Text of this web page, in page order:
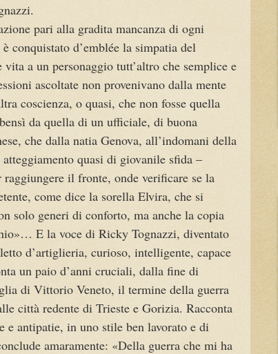
pari alla gradita mancanza di ogni
conquistato d’emblée la simpatia del
a un personaggio tutt’altro che semplice e
ascoltate non provenivano dalla mente
coscienza, o quasi, che non fosse quella
da quella di un ufficiale, di buona
che dalla natia Genova, all’indomani della
quasi di giovanile sfida –
raggiungere il fronte, onde verificare se la
come dice la sorella Elvira, che si
solo generi di conforto, ma anche la copia
E la voce di Ricky Tognazzi, diventato
d’artiglieria, curioso, intelligente, capace
un paio d’anni cruciali, dalla fine di
di Vittorio Veneto, il termine della guerra
città redente di Trieste e Gorizia. Racconta
e antipatie, in uno stile ben lavorato e di
amaramente: «Della guerra che mi ha